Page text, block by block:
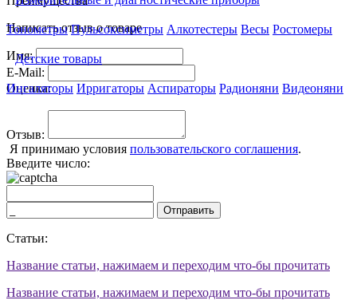
Тонометры Пульсоксиметры Алкотестеры Весы Ростомеры
Детские товары
Ингаляторы Ирригаторы Аспираторы Радионяни Видеоняни
Написать отзыв о товаре
Имя:
E-Mail:
Оценка:
Отзыв:
Я принимаю условия пользовательского соглашения.
Введите число:
Отправить
Статьи:
Название статьи, нажимаем и переходим что-бы прочитать
Название статьи, нажимаем и переходим что-бы прочитать